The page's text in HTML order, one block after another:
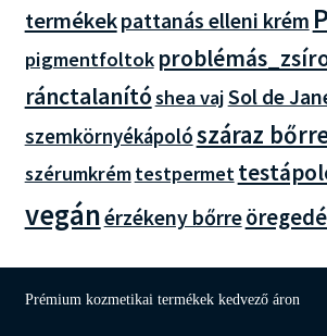
termékekpattanás elleni krém
pigmentfoltok
ránctalanítóshea vajSol de
szemkörnyékápolószáraz
szérumkrémtestpermet
vegánérzékeny bőrre
Prémium kozmetikai termékek kedvező áron